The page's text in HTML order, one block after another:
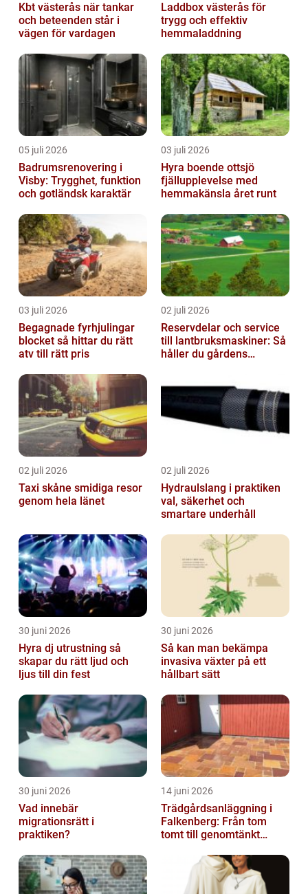
Kbt västerås när tankar
och beteenden står i
vägen för vardagen
Laddbox västerås för
trygg och effektiv
hemmaladdning
05 juli 2026
Badrumsrenovering i
Visby: Trygghet, funktion
och gotländsk karaktär
03 juli 2026
Hyra boende ottsjö
fjällupplevelse med
hemmakänsla året runt
03 juli 2026
Begagnade fyrhjulingar
blocket så hittar du rätt
atv till rätt pris
02 juli 2026
Reservdelar och service
till lantbruksmaskiner: Så
håller du gårdens
02 juli 2026
Taxi skåne smidiga resor
genom hela länet
02 juli 2026
Hydraulslang i praktiken
val, säkerhet och
smartare underhåll
30 juni 2026
Hyra dj utrustning så
skapar du rätt ljud och
ljus till din fest
30 juni 2026
Så kan man bekämpa
invasiva växter på ett
hållbart sätt
30 juni 2026
Vad innebär
migrationsrätt i
praktiken?
14 juni 2026
Trädgårdsanläggning i
Falkenberg: Från tom
tomt till genomtänkt